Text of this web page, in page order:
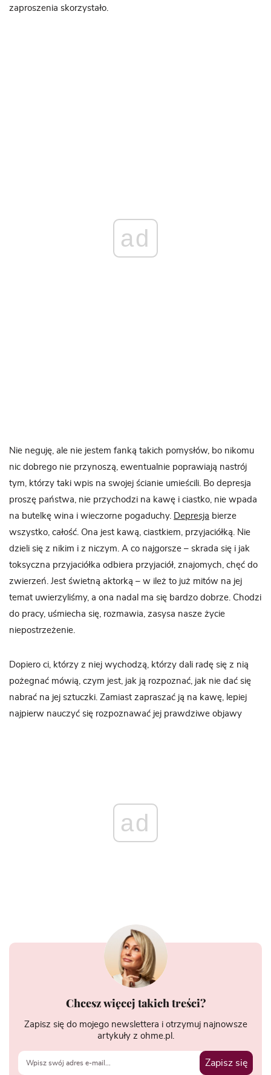
zaproszenia skorzystało.
ad
Nie neguję, ale nie jestem fanką takich pomysłów, bo nikomu
nic dobrego nie przynoszą, ewentualnie poprawiają nastrój
tym, którzy taki wpis na swojej ścianie umieścili. Bo depresja
proszę państwa, nie przychodzi na kawę i ciastko, nie wpada
na butelkę wina i wieczorne pogaduchy. Depresja bierze
wszystko, całość. Ona jest kawą, ciastkiem, przyjaciółką. Nie
dzieli się z nikim i z niczym. A co najgorsze – skrada się i jak
toksyczna przyjaciółka odbiera przyjaciół, znajomych, chęć do
zwierzeń. Jest świetną aktorką – w ileż to już mitów na jej
temat uwierzyliśmy, a ona nadal ma się bardzo dobrze. Chodzi
do pracy, uśmiecha się, rozmawia, zasysa nasze życie
niepostrzeżenie.
Dopiero ci, którzy z niej wychodzą, którzy dali radę się z nią
pożegnać mówią, czym jest, jak ją rozpoznać, jak nie dać się
nabrać na jej sztuczki. Zamiast zapraszać ją na kawę, lepiej
najpierw nauczyć się rozpoznawać jej prawdziwe objawy
ad
Chcesz więcej takich treści?
Zapisz się do mojego newslettera i otrzymuj najnowsze
artykuły z ohme.pl.
Zapisz się